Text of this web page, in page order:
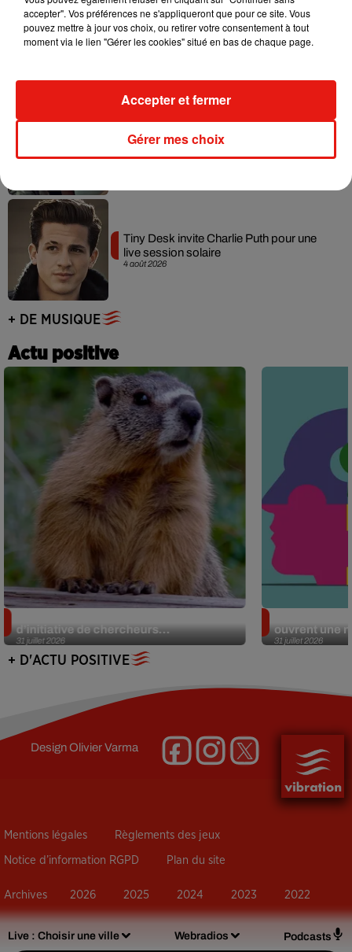
Live : Choisir une ville Webradios Podcasts
Angèle et Amélie Lens dévoilent leur
collaboration tant attendue
5 août 2026
Benny Blanco invite Selena Gomez et
Becky G sur son nouveau single
4 août 2026
Tiny Desk invite Charlie Puth pour une
live session solaire
+ DE MUSIQUE
Actu positive
31 juillet 2026
d’initiative de chercheurs...
31 juillet 2026
ouvrent une
+ D'ACTU POSITIVE
DesignOlivier Varma
Mentions légales Règlements des jeux
Notice d’information RGPD Plan du site
Archives 2026 2025 2024 2023 2022
accepter". Vos préférences ne s'appliqueront que pour ce site. Vous
pouvez mettre à jour vos choix, ou retirer votre consentement à tout
moment via le lien "Gérer les cookies" situé en bas de chaque page.
Gérer mes choix
Accepter et fermer